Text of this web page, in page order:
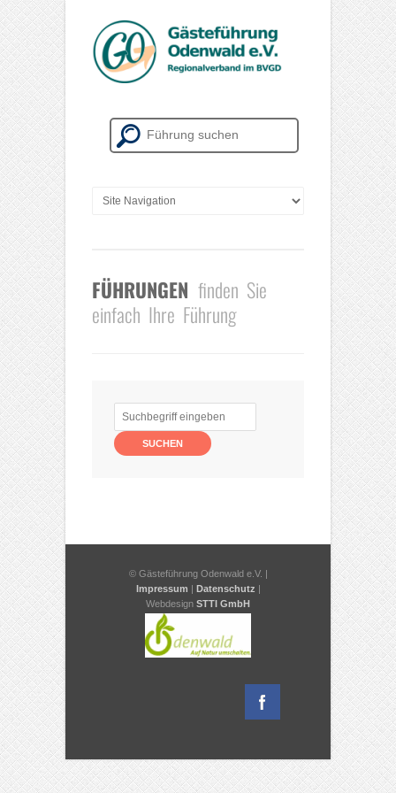
FÜHRUNGEN finden Sie
einfach Ihre Führung
© Gästeführung Odenwald e.V. |
Impressum | Datenschutz |
Webdesign STTI GmbH